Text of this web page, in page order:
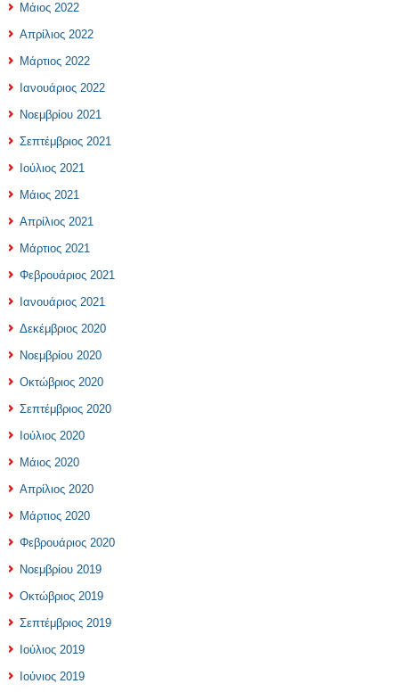
Μάιος 2022
Απρίλιος 2022
Μάρτιος 2022
Ιανουάριος 2022
Νοεμβρίου 2021
Σεπτέμβριος 2021
Ιούλιος 2021
Μάιος 2021
Απρίλιος 2021
Μάρτιος 2021
Φεβρουάριος 2021
Ιανουάριος 2021
Δεκέμβριος 2020
Νοεμβρίου 2020
Οκτώβριος 2020
Σεπτέμβριος 2020
Ιούλιος 2020
Μάιος 2020
Απρίλιος 2020
Μάρτιος 2020
Φεβρουάριος 2020
Νοεμβρίου 2019
Οκτώβριος 2019
Σεπτέμβριος 2019
Ιούλιος 2019
Ιούνιος 2019